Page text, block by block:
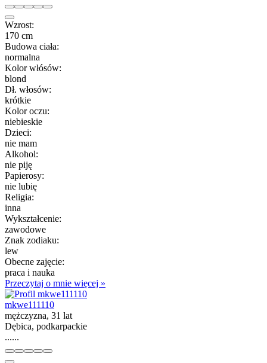
Wzrost:
170 cm
Budowa ciała:
normalna
Kolor włósów:
blond
Dł. włosów:
krótkie
Kolor oczu:
niebieskie
Dzieci:
nie mam
Alkohol:
nie piję
Papierosy:
nie lubię
Religia:
inna
Wykształcenie:
zawodowe
Znak zodiaku:
lew
Obecne zajęcie:
praca i nauka
Przeczytaj o mnie więcej »
mkwe111110
mężczyzna, 31 lat
Dębica, podkarpackie
......